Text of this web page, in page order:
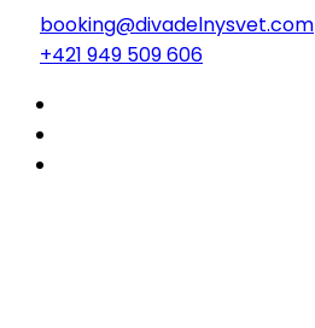
booking@divadelnysvet.com
+421 949 509 606